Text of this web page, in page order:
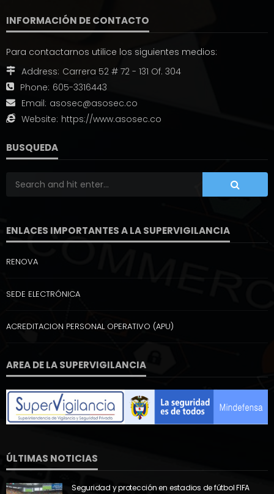
INFORMACIÓN DE CONTACTO
Para contactarnos utilice los siguientes medios:
Address: Carrera 52 # 72 - 131 Of. 304
Phone: 605-3316443
Email: asosec@asosec.co
Website: https://www.asosec.co
BUSQUEDA
ENLACES IMPORTANTES A LA SUPERVIGILANCIA
RENOVA
SEDE ELECTRÓNICA
ACREDITACION PERSONAL OPERATIVO (APU)
AREA DE LA SUPERVIGILANCIA
ÚLTIMAS NOTICIAS
Seguridad y protección en estadios de fútbol FIFA